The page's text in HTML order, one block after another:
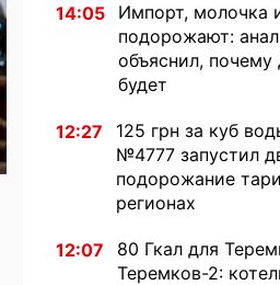
14:05
Импорт, молочка
подорожают:
объяснил, почему
будет
12:27
125 грн за куб
№4777 запустил
подорожание
регионах
12:07
80 Гкал для
Теремков-2: